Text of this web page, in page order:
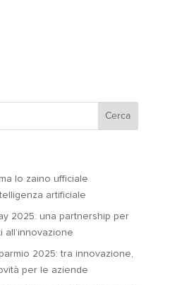
lo zaino ufficiale
artificiale
2025: una partnership per
all’innovazione
2025: tra innovazione,
per le aziende